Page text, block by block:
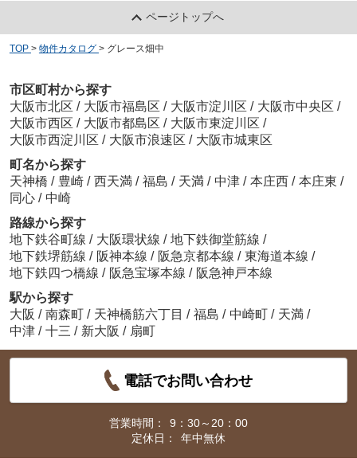
ページトップへ
TOP > 物件カタログ > グレース畑中
市区町村から探す
大阪市北区 / 大阪市福島区 / 大阪市淀川区 / 大阪市中央区 /
大阪市西区 / 大阪市都島区 / 大阪市東淀川区 /
大阪市西淀川区 / 大阪市浪速区 / 大阪市城東区
町名から探す
天神橋 / 豊崎 / 西天満 / 福島 / 天満 / 中津 / 本庄西 / 本庄東 /
同心 / 中崎
路線から探す
地下鉄谷町線 / 大阪環状線 / 地下鉄御堂筋線 /
地下鉄堺筋線 / 阪神本線 / 阪急京都本線 / 東海道本線 /
地下鉄四つ橋線 / 阪急宝塚本線 / 阪急神戸本線
駅から探す
大阪 / 南森町 / 天神橋筋六丁目 / 福島 / 中崎町 / 天満 /
中津 / 十三 / 新大阪 / 扇町
電話でお問い合わせ
営業時間：
9：30～20：00
定休日：
年中無休